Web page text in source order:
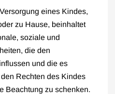
eines Kindes,
zu Hause, beinhaltet
soziale und
die den
und die es
Rechten des Kindes
Beachtung zu schenken.